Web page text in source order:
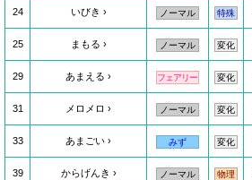
24 いびき ノーマル 特殊
25 まもる ノーマル 変化
29 あまえる フェアリー 変化
31 メロメロ ノーマル 変化
33 あまごい みず 変化
39 からげんき ノーマル 物理